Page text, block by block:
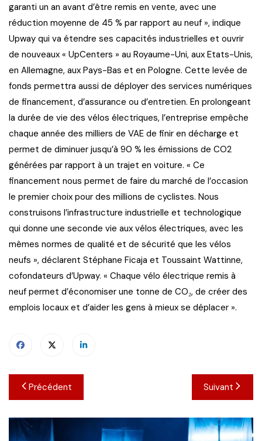
garanti un an avant d’être remis en vente, avec une
réduction moyenne de 45 % par rapport au neuf », indique
Upway qui va étendre ses capacités industrielles et ouvrir
de nouveaux « UpCenters » au Royaume-Uni, aux Etats-Unis,
en Allemagne, aux Pays-Bas et en Pologne. Cette levée de
fonds permettra aussi de déployer des services numériques
de financement, d’assurance ou d’entretien. En prolongeant
la durée de vie des vélos électriques, l’entreprise empêche
chaque année des milliers de VAE de finir en décharge et
permet de diminuer jusqu’à 90 % les émissions de CO2
générées par rapport à un trajet en voiture. « Ce
financement nous permet de faire du marché de l’occasion
le premier choix pour des millions de cyclistes. Nous
construisons l’infrastructure industrielle et technologique
qui donne une seconde vie aux vélos électriques, avec les
mêmes normes de qualité et de sécurité que les vélos
neufs », déclarent Stéphane Ficaja et Toussaint Wattinne,
cofondateurs d’Upway. « Chaque vélo électrique remis à
neuf permet d’économiser une tonne de CO₂, de créer des
emplois locaux et d’aider les gens à mieux se déplacer ».
Navigation
de
l’article
Précédent Suivant